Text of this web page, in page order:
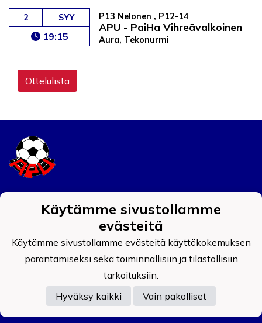
2 SYY
19:15
P13 Nelonen , P12-14
APU - PaiHa Vihreävalkoinen
Aura, Tekonurmi
Ottelulista
Auran Palokunnan Urheilijat ry
Powered by
Käytämme sivustollamme
evästeitä
Käytämme sivustollamme evästeitä käyttökokemuksen
parantamiseksi sekä toiminnallisiin ja tilastollisiin
tarkoituksiin.
Hyväksy kaikki
Vain pakolliset